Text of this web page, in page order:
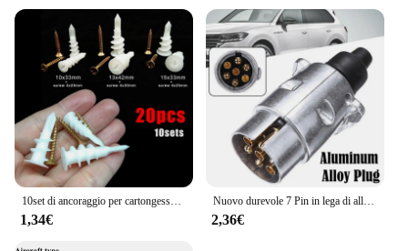
1,34€
Nuovo durevole 7 Pin in lega di alluminio spina rimorchio camion rimorchio elettrico connettore 12V sostituzione professionale per camion EU Plug
2,36€